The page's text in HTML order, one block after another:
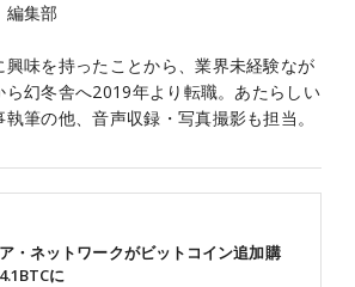
編集部
興味を持ったことから、業界未経験なが
ら幻冬舎へ2019年より転職。あたらしい
筆の他、音声収録・写真撮影も担当。
・ネットワークがビットコイン追加購
に